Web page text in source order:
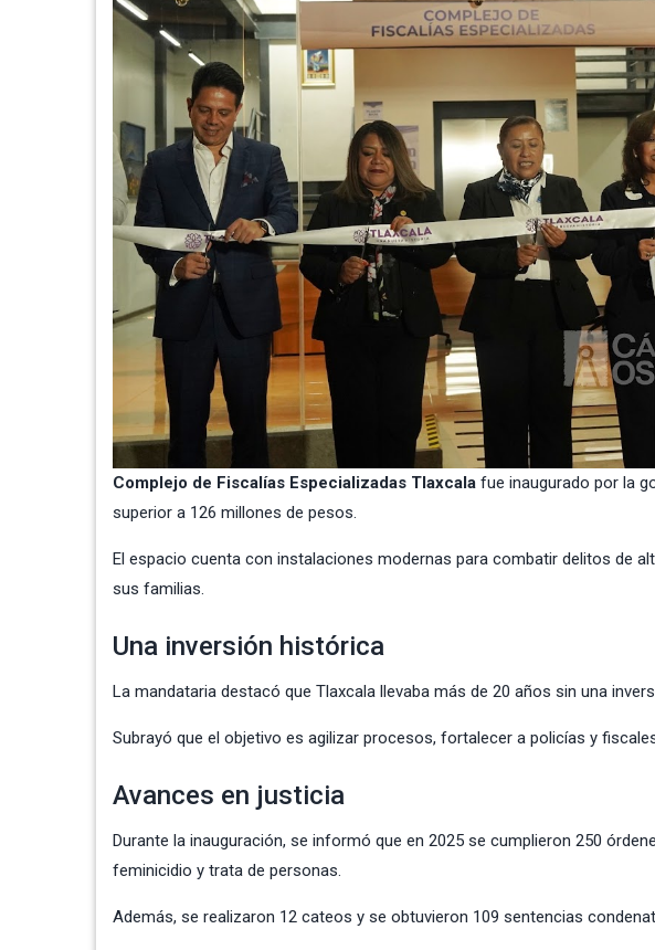
Complejo de Fiscalías Especializadas Tlaxcala fue inaugurado por la
superior a 126 millones de pesos.
El espacio cuenta con instalaciones modernas para combatir delitos de
sus familias.
Una inversión histórica
La mandataria destacó que Tlaxcala llevaba más de 20 años sin una
Subrayó que el objetivo es agilizar procesos, fortalecer a policías y
Avances en justicia
Durante la inauguración, se informó que en 2025 se cumplieron 250
feminicidio y trata de personas.
Además, se realizaron 12 cateos y se obtuvieron 109 sentencias